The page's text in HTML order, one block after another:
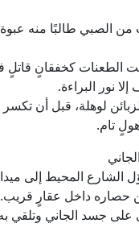
الصبي طالبًا منه عبوة
الطعنات كخفقانٍ قاتلٍ
نور البراءة.
لوهلة، قبل أن
تام.
الشارع المحيط إلى
من حصاره داخل عقارٍ
على جسد الجاني